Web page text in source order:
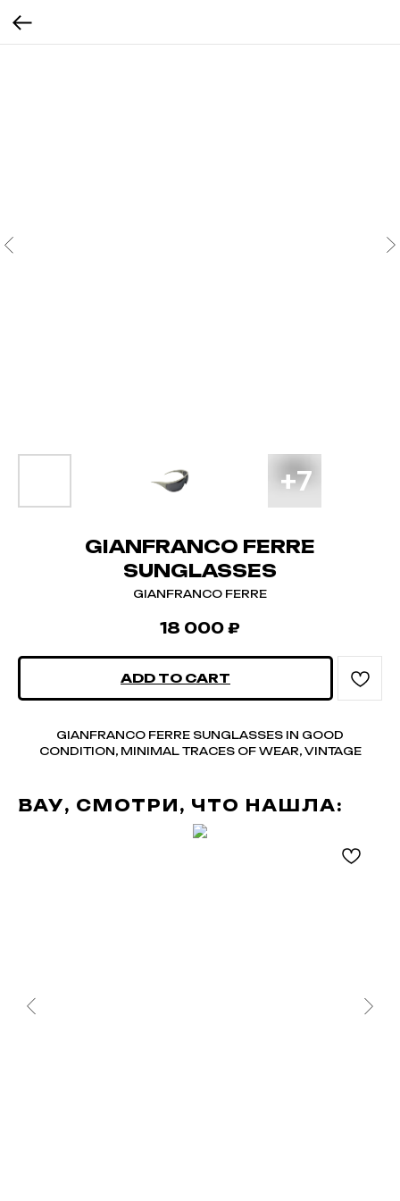
GIANFRANCO FERRE
SUNGLASSES
GIANFRANCO FERRE
18 000 ₽
ADD TO CART
GIANFRANCO FERRE SUNGLASSES IN GOOD
CONDITION, MINIMAL TRACES OF WEAR, VINTAGE
ВАУ, СМОТРИ, ЧТО НАШЛА: